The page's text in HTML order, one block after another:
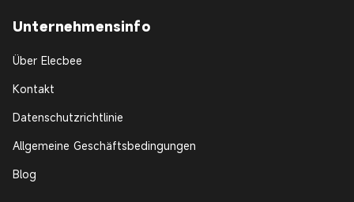
Unternehmensinfo
Über Elecbee
Kontakt
Datenschutzrichtlinie
Allgemeine Geschäftsbedingungen
Blog